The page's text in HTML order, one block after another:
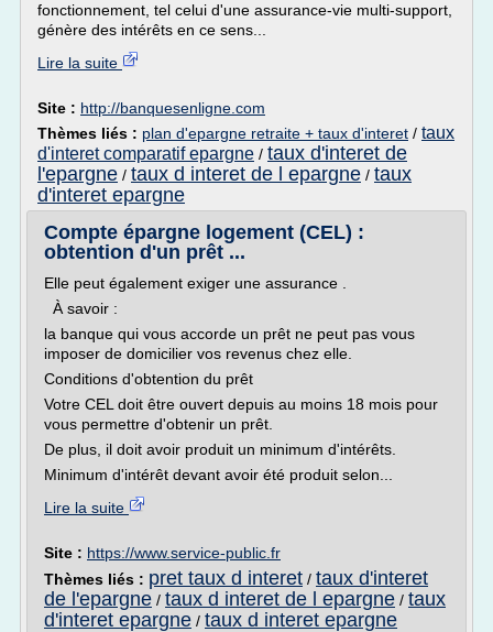
fonctionnement, tel celui d'une assurance-vie multi-support,
génère des intérêts en ce sens...
Lire la suite
Site : http://banquesenligne.com
Thèmes liés : plan d'epargne retraite + taux d'interet / taux
d'interet comparatif epargne / taux d'interet de
l'epargne / taux d interet de l epargne / taux
d'interet epargne
Compte épargne logement (CEL) :
obtention d'un prêt ...
Elle peut également exiger une assurance .
À savoir :
la banque qui vous accorde un prêt ne peut pas vous
imposer de domicilier vos revenus chez elle.
Conditions d'obtention du prêt
Votre CEL doit être ouvert depuis au moins 18 mois pour
vous permettre d'obtenir un prêt.
De plus, il doit avoir produit un minimum d'intérêts.
Minimum d'intérêt devant avoir été produit selon...
Lire la suite
Site : https://www.service-public.fr
Thèmes liés : pret taux d interet / taux d'interet
de l'epargne / taux d interet de l epargne / taux
d'interet epargne / taux d interet epargne